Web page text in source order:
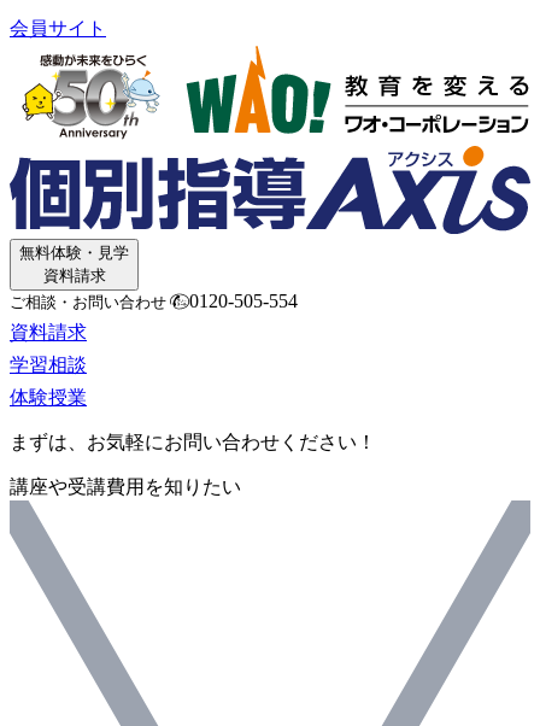
会員サイト
無料体験・見学
資料請求
ご相談・お問い合わせ
0120-505-554
資料請求
学習相談
体験授業
まずは、お気軽にお問い合わせください！
講座や受講費用を知りたい